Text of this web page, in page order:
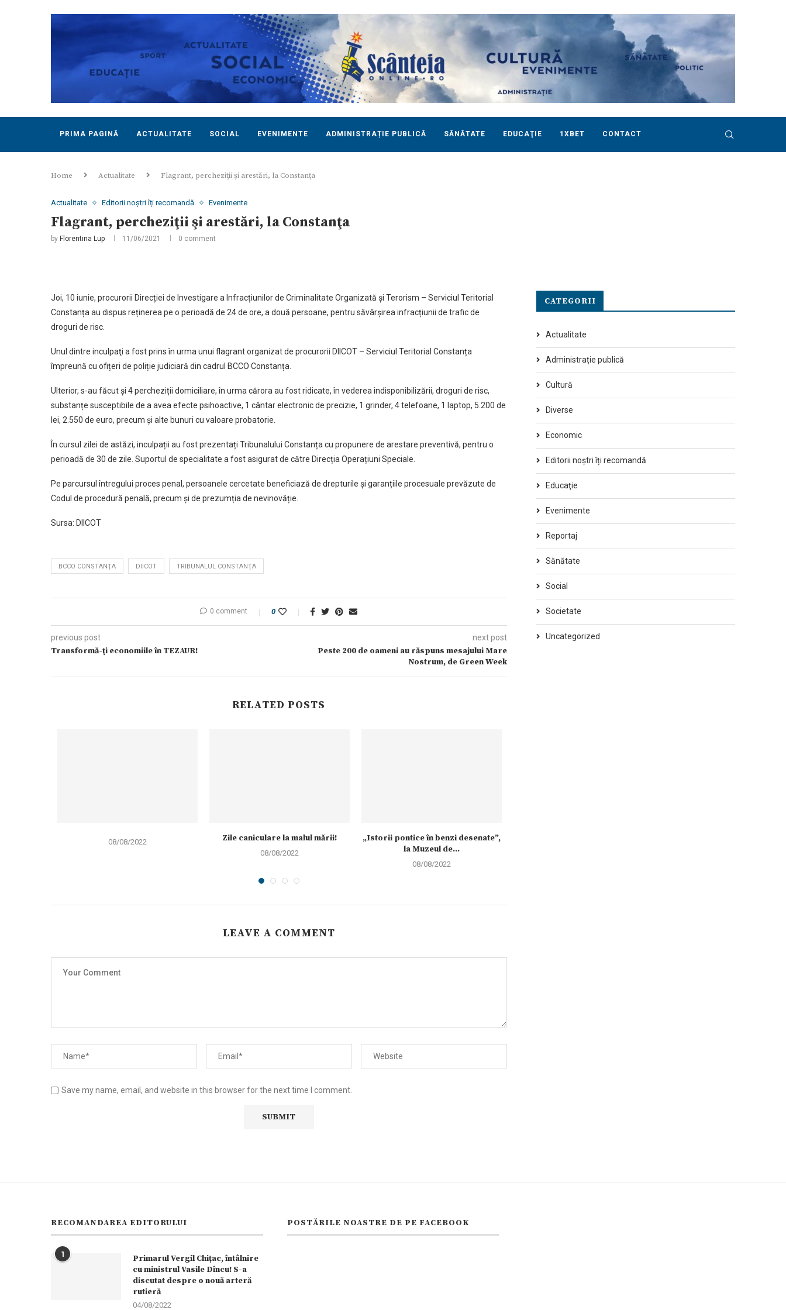
PRIMA PAGINĂ ACTUALITATE SOCIAL EVENIMENTE ADMINISTRAȚIE PUBLICĂ SĂNĂTATE EDUCAŢIE 1XBET CONTACT
Home Actualitate Flagrant, percheziţii şi arestări, la Constanţa
Actualitate Editorii noștri îți recomandă Evenimente
Flagrant, percheziţii şi arestări, la Constanţa
by Florentina Lup 11/06/2021 0 comment
Joi, 10 iunie, procurorii Direcției de Investigare a Infracțiunilor de Criminalitate Organizată și Terorism – Serviciul Teritorial
Constanța au dispus reținerea pe o perioadă de 24 de ore, a două persoane, pentru săvârșirea infracțiunii de trafic de
droguri de risc.
Unul dintre inculpaţi a fost prins în urma unui flagrant organizat de procurorii DIICOT – Serviciul Teritorial Constanța
împreună cu ofițeri de poliție judiciară din cadrul BCCO Constanța.
Ulterior, s-au făcut şi 4 percheziții domiciliare, în urma cărora au fost ridicate, în vederea indisponibilizării, droguri de risc,
substanțe susceptibile de a avea efecte psihoactive, 1 cântar electronic de precizie, 1 grinder, 4 telefoane, 1 laptop, 5.200 de
lei, 2.550 de euro, precum și alte bunuri cu valoare probatorie.
În cursul zilei de astăzi, inculpații au fost prezentați Tribunalului Constanța cu propunere de arestare preventivă, pentru o
perioadă de 30 de zile. Suportul de specialitate a fost asigurat de către Direcția Operațiuni Speciale.
Pe parcursul întregului proces penal, persoanele cercetate beneficiază de drepturile şi garanțiile procesuale prevăzute de
Codul de procedură penală, precum și de prezumția de nevinovăție.
Sursa: DIICOT
BCCO CONSTANŢA DIICOT TRIBUNALUL CONSTANŢA
0 comment 0
previous post
Transformă-ţi economiile în TEZAUR!
next post
Peste 200 de oameni au răspuns mesajului Mare
Nostrum, de Green Week
RELATED POSTS
08/08/2022 Zile caniculare la malul mării!
08/08/2022
„Istorii pontice în benzi desenate”,
la Muzeul de...
08/08/2022
LEAVE A COMMENT
Save my name, email, and website in this browser for the next time I comment.
CATEGORII
Actualitate
Administrație publică
Cultură
Diverse
Economic
Editorii noștri îți recomandă
Educaţie
Evenimente
Reportaj
Sănătate
Social
Societate
Uncategorized
RECOMANDAREA EDITORULUI
1
Primarul Vergil Chițac, întâlnire
cu ministrul Vasile Dîncu! S-a
discutat despre o nouă arteră
rutieră
04/08/2022
POSTĂRILE NOASTRE DE PE FACEBOOK